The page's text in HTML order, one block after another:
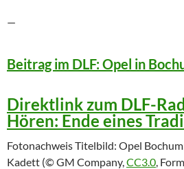
—
Beitrag im DLF: Opel in
Direktlink zum DLF-
Hören: Ende eines
Fotonachweis Titelbild: Opel
Kadett (© GM Company,CC3.0,